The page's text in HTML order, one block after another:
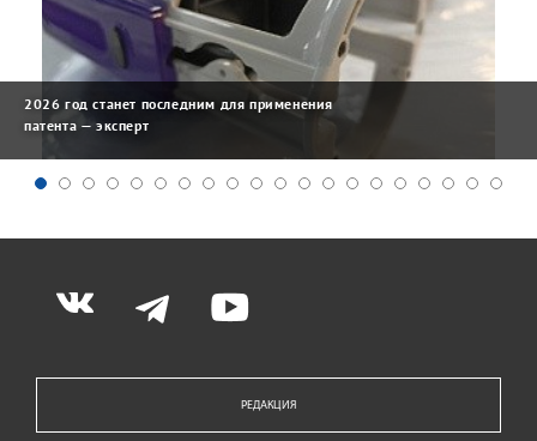
2026 год станет последним для применения
патента — эксперт
РЕДАКЦИЯ